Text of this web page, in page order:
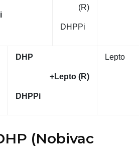
(R)
DHPPi
DHP
+Lepto (R)
DHPPi
Lepto
(Nobivac